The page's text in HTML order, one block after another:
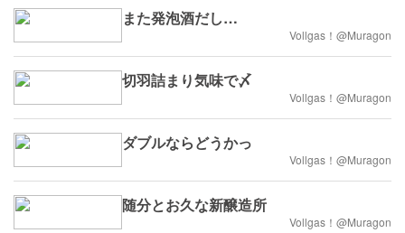
また発泡酒だし…
Vollgas！@Muragon
切羽詰まり気味で〆
Vollgas！@Muragon
ダブルならどうかっ
Vollgas！@Muragon
随分とお久な新醸造所
Vollgas！@Muragon